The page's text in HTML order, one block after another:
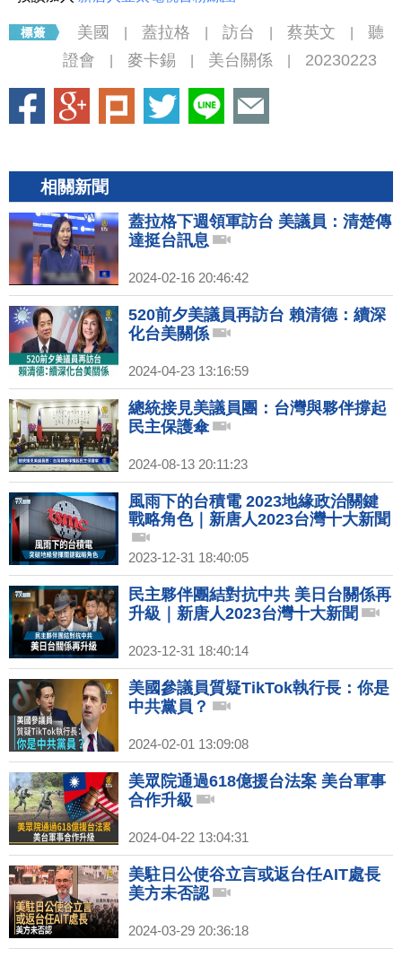
美國 蓋拉格 訪台 蔡英文
聽
證會
麥卡錫 美台關係 20230223
相關新聞
蓋拉格下週領軍訪台 美議員：清楚傳
達挺台訊息
2024-02-16 20:46:42
520前夕美議員再訪台 賴清德：續深
化台美關係
2024-04-23 13:16:59
總統接見美議員團：台灣與夥伴撐起
民主保護傘
2024-08-13 20:11:23
風雨下的台積電 2023地緣政治關鍵
戰略角色｜新唐人2023台灣十大新聞
2023-12-31 18:40:05
民主夥伴團結對抗中共 美日台關係再
升級｜新唐人2023台灣十大新聞
2023-12-31 18:40:14
美國參議員質疑TikTok執行長：你是
中共黨員？
2024-02-01 13:09:08
美眾院通過618億援台法案 美台軍事
合作升級
2024-04-22 13:04:31
美駐日公使谷立言或返台任AIT處長
美方未否認
2024-03-29 20:36:18